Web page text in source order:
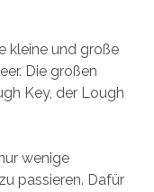
kleine und große
Die großen
Key, der Lough
wenige
passieren. Dafür